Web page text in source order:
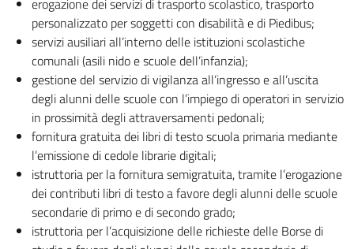
erogazione dei servizi di trasporto scolastico, trasporto
personalizzato per soggetti con disabilità e di Piedibus;
servizi ausiliari all’interno delle istituzioni scolastiche
comunali (asili nido e scuole dell’infanzia);
gestione del servizio di vigilanza all’ingresso e all’uscita
degli alunni delle scuole con l’impiego di operatori in servizio
in prossimità degli attraversamenti pedonali;
fornitura gratuita dei libri di testo scuola primaria mediante
l’emissione di cedole librarie digitali;
istruttoria per la fornitura semigratuita, tramite l’erogazione
dei contributi libri di testo a favore degli alunni delle scuole
secondarie di primo e di secondo grado;
istruttoria per l’acquisizione delle richieste delle Borse di